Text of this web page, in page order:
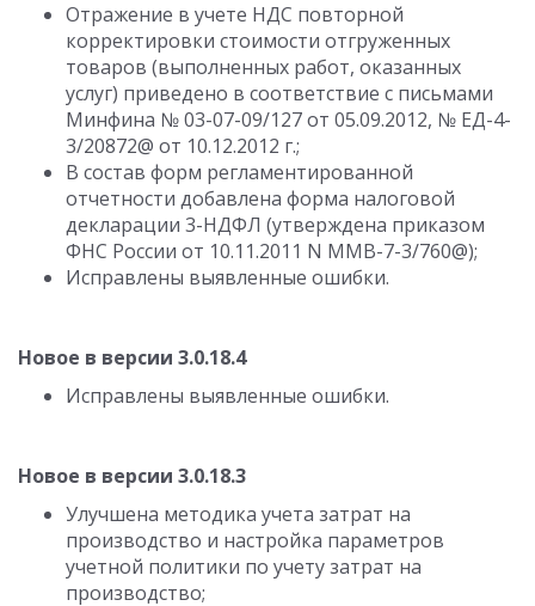
Отражение в учете НДС повторной
корректировки стоимости отгруженных
товаров (выполненных работ, оказанных
услуг) приведено в соответствие с письмами
Минфина № 03-07-09/127 от 05.09.2012, № ЕД-4-
3/20872@ от 10.12.2012 г.;
В состав форм регламентированной
отчетности добавлена форма налоговой
декларации 3-НДФЛ (утверждена приказом
ФНС России от 10.11.2011 N ММВ-7-3/760@);
Исправлены выявленные ошибки.
Новое в версии 3.0.18.4
Исправлены выявленные ошибки.
Новое в версии 3.0.18.3
Улучшена методика учета затрат на
производство и настройка параметров
учетной политики по учету затрат на
производство;